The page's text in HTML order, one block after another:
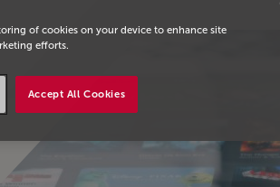
of cookies on your device to enhance site
efforts.
Accept All Cookies